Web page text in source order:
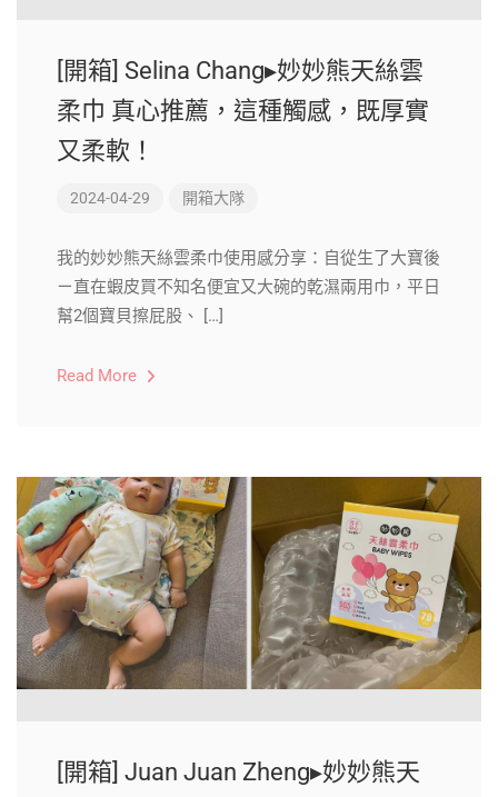
[開箱] Selina Chang▸妙妙熊天絲雲
柔巾 真心推薦，這種觸感，既厚實
又柔軟！
2024-04-29 開箱大隊
我的妙妙熊天絲雲柔巾使用感分享：自從生了大寶後
ㄧ直在蝦皮買不知名便宜又大碗的乾濕兩用巾，平日
幫2個寶貝擦屁股、 […]
Read More
[開箱] Juan Juan Zheng▸妙妙熊天